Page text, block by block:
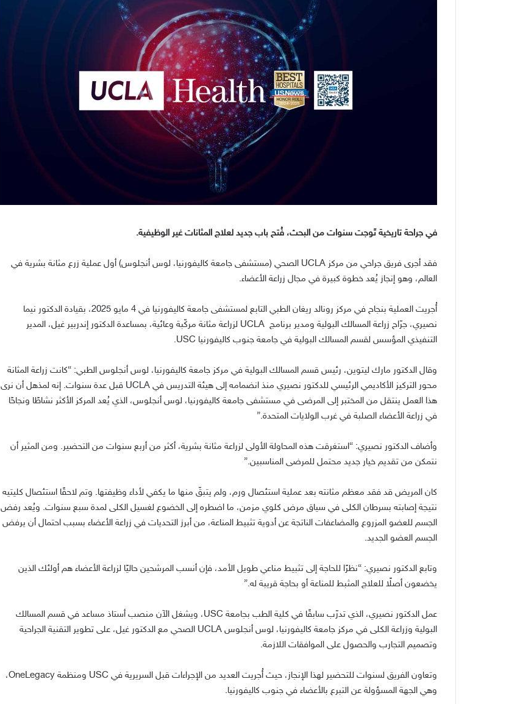
في جراحة تاريخية تَوجت سنوات من البحث، فُتح باب جديد لعلاج المثانات غير الوظيفية.
فقد أجرى فريق جراحي من مركز الصحي (مستشفى جامعة كاليفورنيا، لوس أنجلوس) أول عملية زرع مثانة بشرية في
العالم، وهو إنجاز يُعد خطوة كبيرة في مجال زراعة الأعضاء.
أُجريت العملية بنجاح في مركز رونالد ريغان الطبي التابع لمستشفى جامعة كاليفورنيا في مايو
، بقيادة الدكتور نيما
نصيري، جرّاح زراعة المسالك البولية ومدير برنامج UCLA لزراعة مثانة مركّبة وعائية، بمساعدة الدكتور إندربير غيل، المدير
التنفيذي المؤسس لقسم المسالك البولية في جامعة جنوب كاليفورنيا
وقال الدكتور مارك ليتوين، رئيس قسم المسالك البولية في مركز جامعة كاليفورنيا، لوس أنجلوس الطبي: “كانت زراعة المثانة
محور التركيز الأكاديمي الرئيسي للدكتور نصيري منذ انضمامه إلى هيئة التدريس في
قبل عدة سنوات. إنه لمذهل أن نرى
هذا العمل ينتقل من المختبر إلى المرضى في مستشفى جامعة كاليفورنيا، لوس أنجلوس، الذي يُعد المركز الأكثر نشاطًا ونجاحًا
في زراعة الأعضاء الصلبة في غرب الولايات المتحدة.”
وأضاف الدكتور نصيري: “استغرقت هذه المحاولة الأولى لزراعة مثانة بشرية، أكثر من أربع سنوات من التحضير. ومن المثير أن
نتمكن من تقديم خيار جديد محتمل للمرضى المناسبين.”
كان المريض قد فقد معظم مثانته بعد عملية استئصال ورم، ولم يتبقّ منها ما يكفي لأداء وظيفتها. وتم لاحقًا استئصال كليتيه
نتيجة إصابته بسرطان الكلى في سياق مرض كلوي مزمن، ما اضطره إلى الخضوع لغسيل الكلى لمدة سبع سنوات. ويُعد رفض
الجسم للعضو المزروع والمضاعفات الناتجة عن أدوية تثبيط المناعة، من أبرز التحديات في زراعة الأعضاء بسبب احتمال أن يرفض
الجسم العضو الجديد.
وتابع الدكتور نصيري: “نظرًا للحاجة إلى تثبيط مناعي طويل الأمد، فإن أنسب المرشحين حاليًا لزراعة الأعضاء هم أولئك الذين
يخضعون أصلًا للعلاج المثبط للمناعة أو بحاجة قريبة له.”
عمل الدكتور نصيري، الذي تدرّب سابقًا في كلية الطب بجامعة
، ويشغل الآن منصب أستاذ مساعد في قسم المسالك
البولية وزراعة الكلى في مركز جامعة كاليفورنيا، لوس أنجلوس
الصحي مع الدكتور غيل، على تطوير التقنية الجراحية
وتصميم التجارب والحصول على الموافقات اللازمة.
وتعاون الفريق لسنوات للتحضير لهذا الإنجاز، حيث أُجريت العديد من الإجراءات قبل السريرية في ومنظمة
،
وهي الجهة المسؤولة عن التبرع بالأعضاء في جنوب كاليفورنيا.